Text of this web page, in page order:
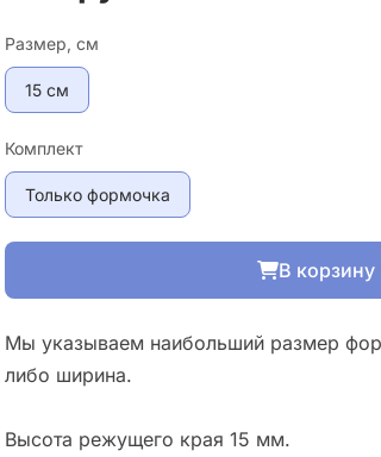
Размер, см
15 см
Комплект
Только формочка
В корзину
Мы указываем наибольший размер
либо ширина.
Высота режущего края 15 мм.